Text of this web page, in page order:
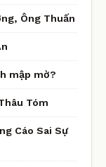
Ông Thuấn
mập mờ?
Tóm
Cáo Sai Sự